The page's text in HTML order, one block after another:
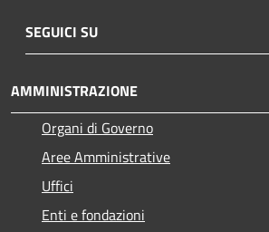
SEGUICI SU
AMMINISTRAZIONE
Organi di Governo
Aree Amministrative
Uffici
Enti e fondazioni